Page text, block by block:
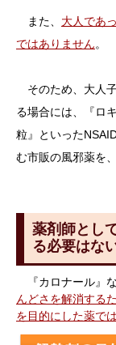
また、 大人であ
ではありません。
そのため、大人
る場合には、『ロ
粒』といった
む市販の風邪薬を
薬剤師とし
る必要はな
『カロナール』な
んどさを解消する
を目的にした薬で